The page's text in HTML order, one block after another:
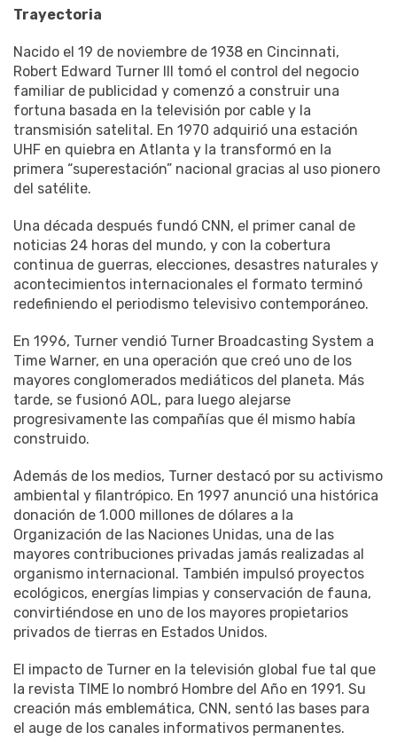
Trayectoria
Nacido el 19 de noviembre de 1938 en Cincinnati,
Robert Edward Turner III tomó el control del negocio
familiar de publicidad y comenzó a construir una
fortuna basada en la televisión por cable y la
transmisión satelital. En 1970 adquirió una estación
UHF en quiebra en Atlanta y la transformó en la
primera “superestación” nacional gracias al uso pionero
del satélite.
Una década después fundó CNN, el primer canal de
noticias 24 horas del mundo, y con la cobertura
continua de guerras, elecciones, desastres naturales y
acontecimientos internacionales el formato terminó
redefiniendo el periodismo televisivo contemporáneo.
En 1996, Turner vendió Turner Broadcasting System a
Time Warner, en una operación que creó uno de los
mayores conglomerados mediáticos del planeta. Más
tarde, se fusionó AOL, para luego alejarse
progresivamente las compañías que él mismo había
construido.
Además de los medios, Turner destacó por su activismo
ambiental y filantrópico. En 1997 anunció una histórica
donación de 1.000 millones de dólares a la
Organización de las Naciones Unidas, una de las
mayores contribuciones privadas jamás realizadas al
organismo internacional. También impulsó proyectos
ecológicos, energías limpias y conservación de fauna,
convirtiéndose en uno de los mayores propietarios
privados de tierras en Estados Unidos.
El impacto de Turner en la televisión global fue tal que
la revista TIME lo nombró Hombre del Año en 1991. Su
creación más emblemática, CNN, sentó las bases para
el auge de los canales informativos permanentes.